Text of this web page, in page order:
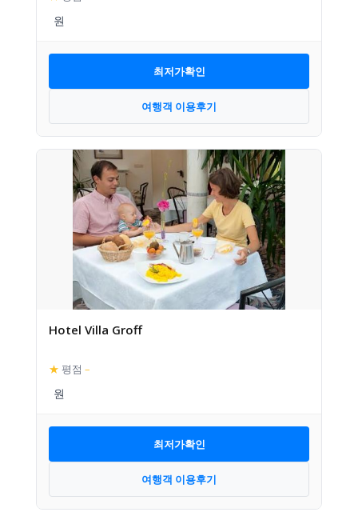
최저가확인
여행객 이용후기
Hotel Villa Groff
★ 평점 –
최저가확인
여행객 이용후기